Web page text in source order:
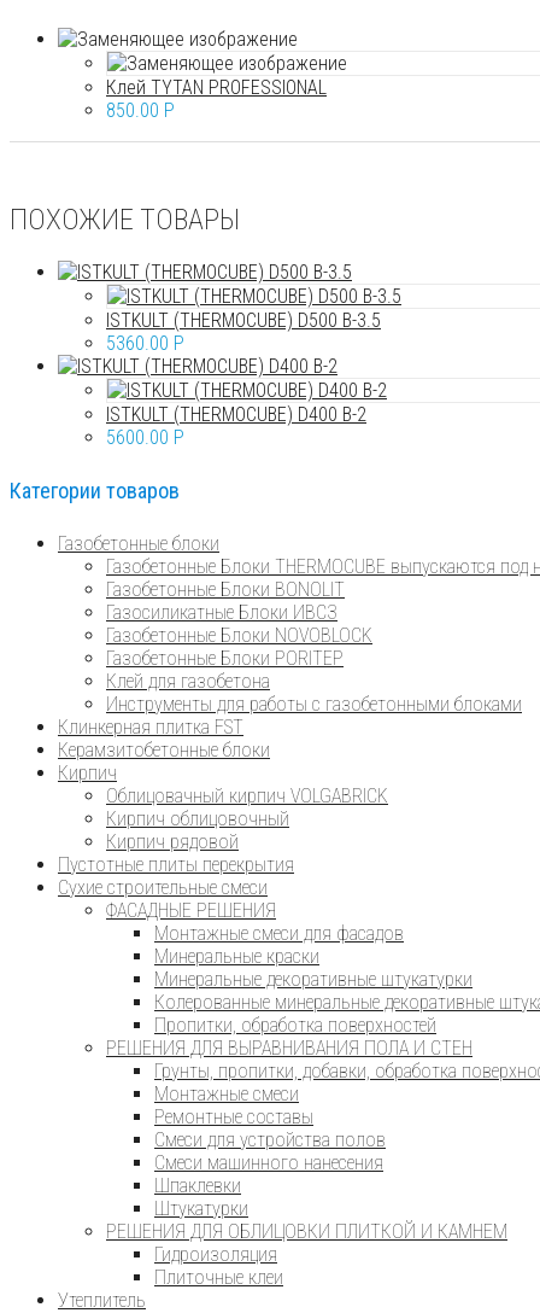
Клей TYTAN PROFESSIONAL
850.00 P
ПОХОЖИЕ ТОВАРЫ
ISTKULT (THERMOCUBE) D500 B-3.5
5360.00 P
ISTKULT (THERMOCUBE) D400 B-2
5600.00 P
Категории товаров
Газобетонные блоки
Газобетонные Блоки THERMOCUBE выпускаются под
Газобетонные Блоки BONOLIT
Газосиликатные Блоки ИВСЗ
Газобетонные Блоки NOVOBLOCK
Газобетонные Блоки PORITEP
Клей для газобетона
Инструменты для работы с газобетонными блоками
Клинкерная плитка FST
Керамзитобетонные блоки
Кирпич
Облицовачный кирпич VOLGABRICK
Кирпич облицовочный
Кирпич рядовой
Пустотные плиты перекрытия
Сухие строительные смеси
ФАСАДНЫЕ РЕШЕНИЯ
Монтажные смеси для фасадов
Минеральные краски
Минеральные декоративные штукатурки
Колерованные минеральные декоративные
Пропитки, обработка поверхностей
РЕШЕНИЯ ДЛЯ ВЫРАВНИВАНИЯ ПОЛА И СТЕН
Грунты, пропитки, добавки, обработка
Монтажные смеси
Ремонтные составы
Смеси для устройства полов
Смеси машинного нанесения
Шпаклевки
Штукатурки
РЕШЕНИЯ ДЛЯ ОБЛИЦОВКИ ПЛИТКОЙ И КАМНЕМ
Гидроизоляция
Плиточные клеи
Утеплитель